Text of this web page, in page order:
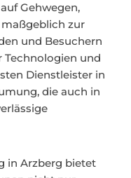
Gehwegen,
zur
und Besuchern
Technologien und
Dienstleister in
die auch in
in Arzberg bietet